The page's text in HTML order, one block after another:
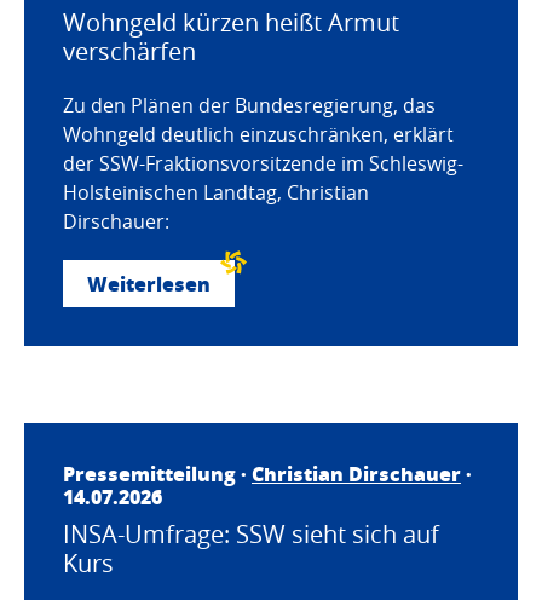
Wohngeld kürzen heißt Armut
verschärfen
Zu den Plänen der Bundesregierung, das
Wohngeld deutlich einzuschränken, erklärt
der SSW-Fraktionsvorsitzende im Schleswig-
Holsteinischen Landtag, Christian
Dirschauer:
Weiterlesen
Pressemitteilung · Christian Dirschauer·
14.07.2026
INSA-Umfrage: SSW sieht sich auf
Kurs